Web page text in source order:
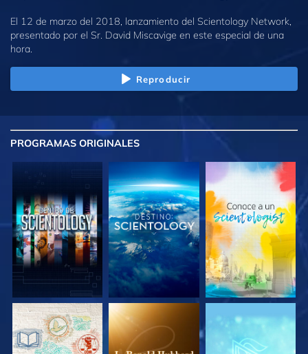
El 12 de marzo del 2018, lanzamiento del Scientology Network,
presentado por el Sr. David Miscavige en este especial de una
hora.
Reproducir
PROGRAMAS ORIGINALES
EXPLORA LAS
EXPLORA LAS
EXPLORA LAS